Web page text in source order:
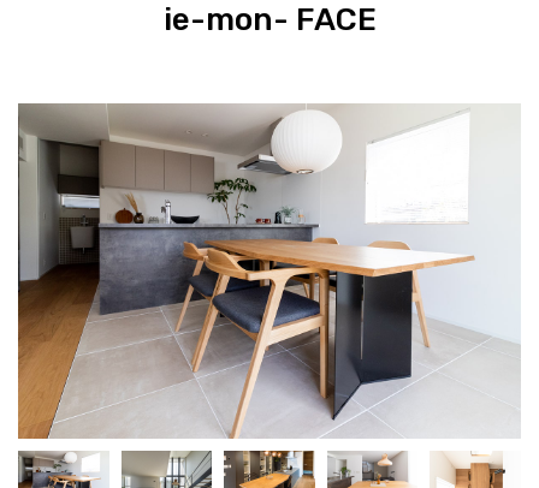
ie-mon- FACE